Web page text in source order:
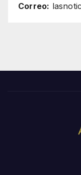
Correo: